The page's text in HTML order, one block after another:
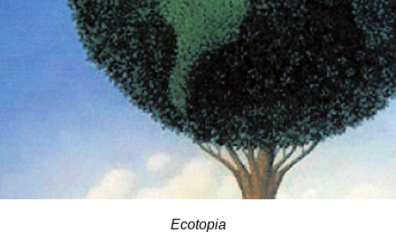
Ecotopia